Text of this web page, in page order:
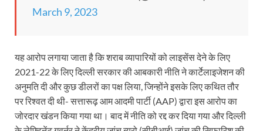
March 9, 2023
यह आरोप लगाया जाता है कि शराब व्यापारियों को लाइसेंस देने के लिए
2021-22 के लिए दिल्ली सरकार की आबकारी नीति ने कार्टेलाइजेशन की
अनुमति दी और कुछ डीलरों का पक्ष लिया, जिन्होंने इसके लिए कथित तौर
पर रिश्वत दी थी- सत्तारूढ़ आम आदमी पार्टी (AAP) द्वारा इस आरोप का
जोरदार खंडन किया गया था। बाद में नीति को रद्द कर दिया गया और दिल्ली